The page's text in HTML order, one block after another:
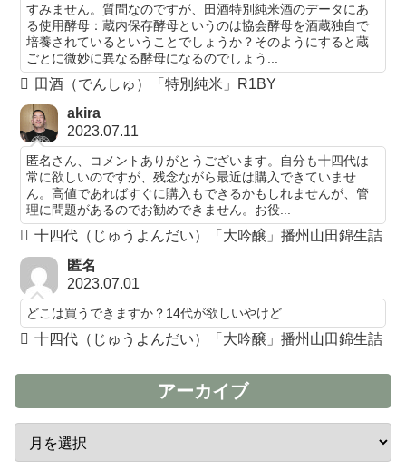
すみません。質問なのですが、田酒特別純米酒のデータにあ
る使用酵母：蔵内保存酵母というのは協会酵母を酒蔵独自で
培養されているということでしょうか？そのようにすると蔵
ごとに微妙に異なる酵母になるのでしょう...
田酒（でんしゅ）「特別純米」R1BY
akira
2023.07.11
匿名さん、コメントありがとうございます。自分も十四代は
常に欲しいのですが、残念ながら最近は購入できていませ
ん。高値であればすぐに購入もできるかもしれませんが、管
理に問題があるのでお勧めできません。お役...
十四代（じゅうよんだい）「大吟醸」播州山田錦生詰
匿名
2023.07.01
どこは買うできますか？14代が欲しいやけど
十四代（じゅうよんだい）「大吟醸」播州山田錦生詰
アーカイブ